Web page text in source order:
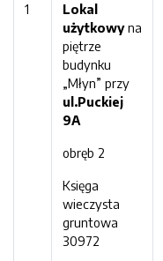
1
Lokal
użytkowyna
piętrze
budynku
„Młyn” przy
ul.Puckiej
9A
obręb 2
Księga
wieczysta
gruntowa
30972